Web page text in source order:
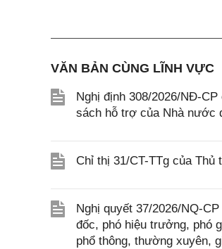
VĂN BẢN CÙNG LĨNH VỰC
Nghị định 308/2026/NĐ-
sách hỗ trợ của Nhà nước
Chỉ thị 31/CT-TTg của
Nghị quyết 37/2026/NQ-
đốc, phó hiệu trưởng, phó
phổ thông, thường xuyên,